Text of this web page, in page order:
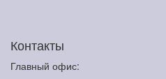
Контакты
Главный офис: